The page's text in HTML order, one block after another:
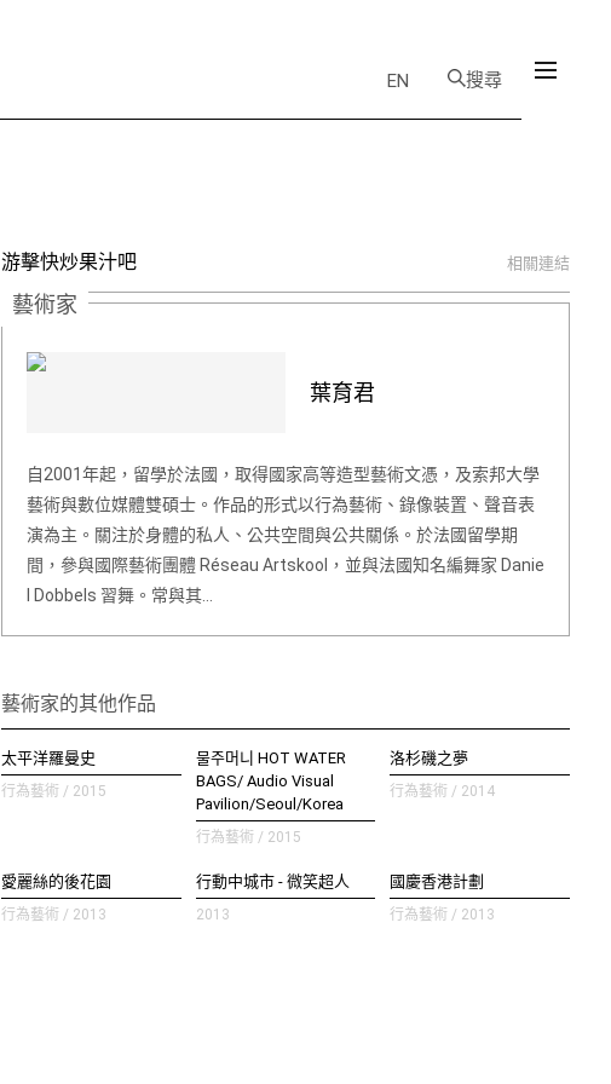
EN 搜尋
游擊快炒果汁吧 相關連結
藝術家
葉育君
自2001年起，留學於法國，取得國家高等造型藝術文憑，及索邦大學
藝術與數位媒體雙碩士。作品的形式以行為藝術、錄像裝置、聲音表
演為主。關注於身體的私人、公共空間與公共關係。於法國留學期
間，參與國際藝術團體 Réseau Artskool，並與法國知名編舞家 Danie
l Dobbels 習舞。常與其…
藝術家的其他作品
太平洋羅曼史
行為藝術 / 2015
물주머니 HOT WATER
BAGS/ Audio Visual
Pavilion/Seoul/Korea
行為藝術 / 2015
洛杉磯之夢
行為藝術 / 2014
愛麗絲的後花園
行為藝術 / 2013
行動中城市 - 微笑超人
2013
國慶香港計劃
行為藝術 / 2013